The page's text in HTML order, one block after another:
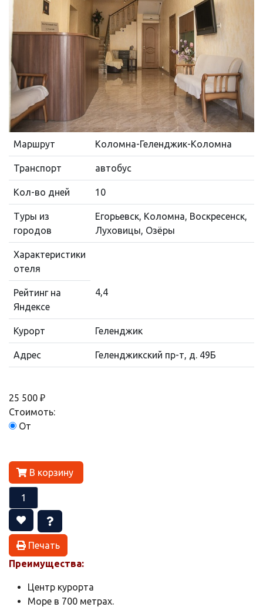
Маршрут Коломна-Геленджик-Коломна
Транспорт автобус
Кол-во дней 10
Туры из
городов
Егорьевск, Коломна, Воскресенск,
Луховицы, Озёры
Характеристики
отеля
Рейтинг на
Яндексе
4,4
Курорт Геленджик
Адрес Геленджикский пр-т, д. 49Б
25 500 ₽
Стоимоть:
От
В корзину
Печать
Преимущества:
Центр курорта
Море в 700 метрах.